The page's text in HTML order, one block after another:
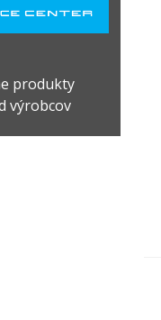
produkty
výrobcov